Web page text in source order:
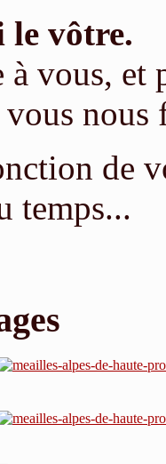
le vôtre.
vous, et
vous
de
temps...